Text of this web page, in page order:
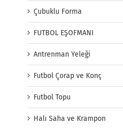
Çubuklu Forma
FUTBOL EŞOFMANI
Antrenman Yeleği
Futbol Çorap ve Konç
Futbol Topu
Halı Saha ve Krampon